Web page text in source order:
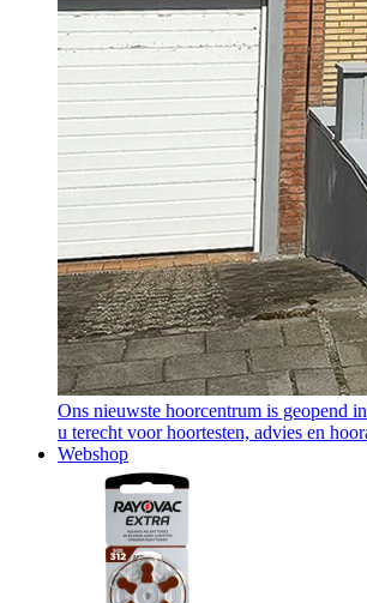
Ons nieuwste hoorcentrum is geopend
u terecht voor hoortesten, advies en
Webshop